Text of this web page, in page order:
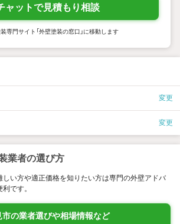
ャットで見積もり相談
専門サイト「外壁塗装の窓口」に移動します
変更
変更
業者の選び方
しい方や適正価格を知りたい方は専門の外壁アドバ
です。
市の業者選びや相場情報など